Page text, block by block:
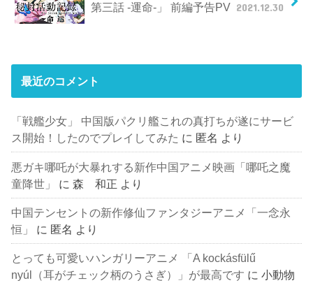
第三話 -運命-」 前編予告PV 2021.12.30
最近のコメント
「戦艦少女」 中国版パクリ艦これの真打ちが遂にサービ
ス開始！したのでプレイしてみた に 匿名 より
悪ガキ哪吒が大暴れする新作中国アニメ映画「哪吒之魔
童降世」
に森 和正 より
中国テンセントの新作修仙ファンタジーアニメ「一念永
恒」
に 匿名 より
とっても可愛いハンガリーアニメ 「A kockásfülű
nyúl（耳がチェック柄のうさぎ）」が最高です に小動物